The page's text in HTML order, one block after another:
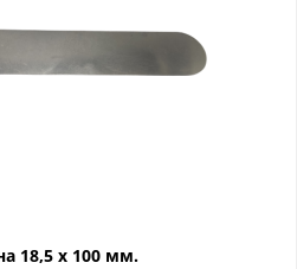
18,5 х 100 мм.